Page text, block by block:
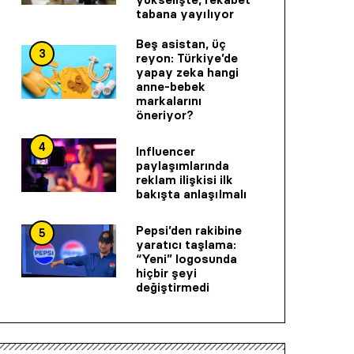
tabana yayılıyor
3
Beş asistan, üç
reyon: Türkiye’de
yapay zeka hangi
anne-bebek
markalarını
öneriyor?
4
Influencer
paylaşımlarında
reklam ilişkisi ilk
bakışta anlaşılmalı
5
Pepsi’den rakibine
yaratıcı taşlama:
“Yeni” logosunda
hiçbir şeyi
değiştirmedi